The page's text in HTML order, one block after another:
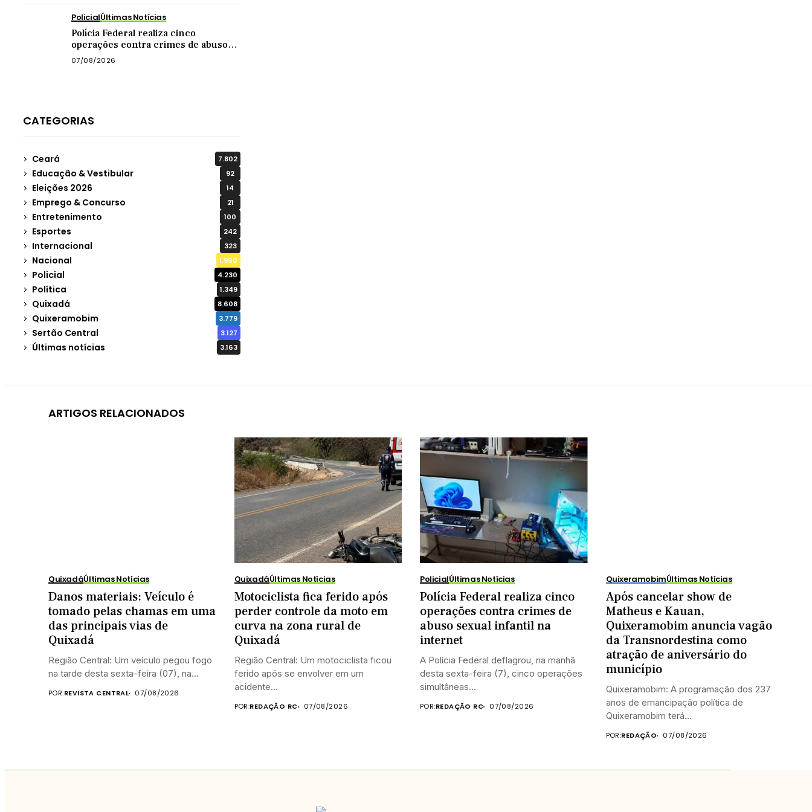
PolicialÚltimas Notícias
Polícia Federal realiza cinco
operações contra crimes de abuso
sexual infantil na internet
07/08/2026
CATEGORIAS
Ceará 7.802
Educação & Vestibular 92
Eleições 2026 14
Emprego & Concurso 21
Entretenimento 100
Esportes 242
Internacional 323
Nacional 1.960
Policial 4.230
Política 1.349
Quixadá 8.608
Quixeramobim 3.779
Sertão Central 3.127
Últimas notícias 3.163
ARTIGOS RELACIONADOS
QuixadáÚltimas Notícias
Danos materiais: Veículo é
tomado pelas chamas em uma
das principais vias de
Quixadá
Região Central: Um veículo pegou fogo
na tarde desta sexta-feira (07), na...
POR:REVISTA CENTRAL 07/08/2026
QuixadáÚltimas Notícias
Motociclista fica ferido após
perder controle da moto em
curva na zona rural de
Quixadá
Região Central: Um motociclista ficou
ferido após se envolver em um
acidente...
POR:REDAÇÃO RC 07/08/2026
PolicialÚltimas Notícias
Polícia Federal realiza cinco
operações contra crimes de
abuso sexual infantil na
internet
A Polícia Federal deflagrou, na manhã
desta sexta-feira (7), cinco operações
simultâneas...
POR:REDAÇÃO RC 07/08/2026
QuixeramobimÚltimas Notícias
Após cancelar show de
Matheus e Kauan,
Quixeramobim anuncia vagão
da Transnordestina como
atração de aniversário do
município
Quixeramobim: A programação dos 237
anos de emancipação política de
Quixeramobim terá...
POR:REDAÇÃO 07/08/2026